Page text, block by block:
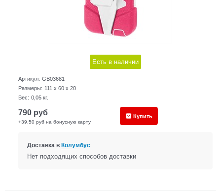
Есть в наличии
Артикул: GB03681
Размеры: 111 x 60 x 20
Вес: 0,05 кг.
790 руб
+39,50 руб на бонусную карту
Купить
Доставка в Колумбус
Нет подходящих способов доставки